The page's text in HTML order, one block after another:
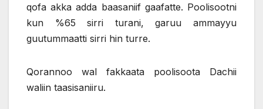
qofa akka adda baasaniif gaafatte. Poolisootni
kun %65 sirri turani, garuu ammayyu
guutummaatti sirri hin turre.
Qorannoo wal fakkaata poolisoota Dachii
waliin taasisaniiru.